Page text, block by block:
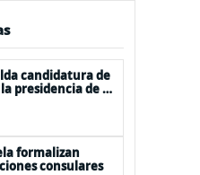
candidatura de
presidencia de la
(UIP)
formalizan
consulares